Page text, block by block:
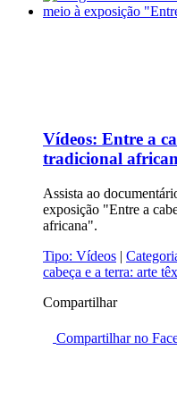
Vídeos: Entre a
tradicional
Assista ao
exposição "Entre a
africana".
Tipo: Vídeos |
cabeça e a terra: arte
Compartilhar
Compartilhar no